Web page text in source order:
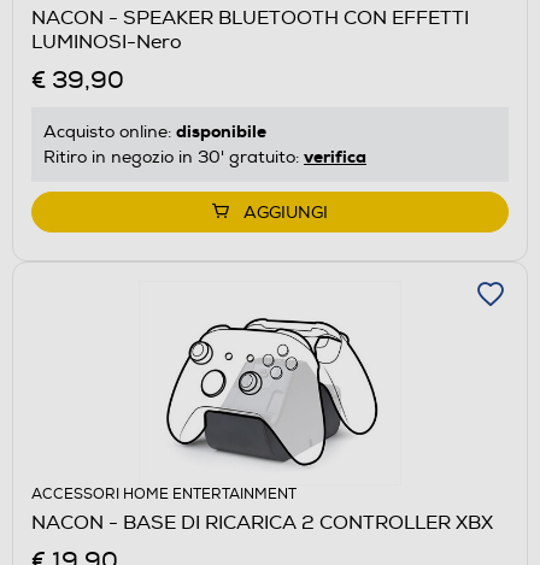
NACON - SPEAKER BLUETOOTH CON EFFETTI
LUMINOSI-Nero
€ 39,90
Acquisto online: disponibile
Ritiro in negozio in 30' gratuito: verifica
AGGIUNGI
ACCESSORI HOME ENTERTAINMENT
NACON - BASE DI RICARICA 2 CONTROLLER XBX